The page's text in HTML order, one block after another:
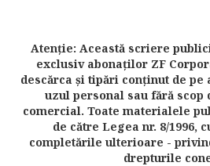
Atenţie: Această scriere
exclusiv abonaţilor ZF
descărca şi tipări conţinut de pe
uzul personal sau fără
comercial. Toate materialele
de către Legea nr. 8/1996,
completările ulterioare -
drepturile